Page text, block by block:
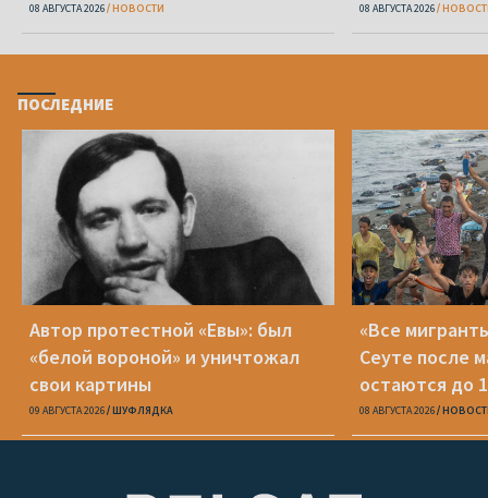
08 АВГУСТА 2026 НОВОСТИ 08 АВГУСТА 2026
ПОСЛЕДНИЕ
Автор протестной «Евы»: был
«белой вороной» и уничтожал
свои картины
09 АВГУСТА 2026 ШУФЛЯДКА
«Все
Сеуте после
остаются до
08 АВГУСТА 2026